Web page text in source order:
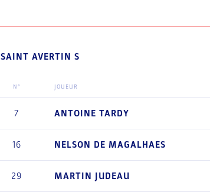
SAINT AVERTIN S
N° JOUEUR
7 ANTOINE TARDY
16 NELSON DE MAGALHAES
29 MARTIN JUDEAU